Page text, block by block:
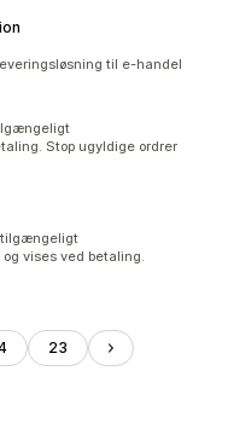
til e-handel
Stop ugyldige ordrer
tilgængeligt
vises ved betaling.
23